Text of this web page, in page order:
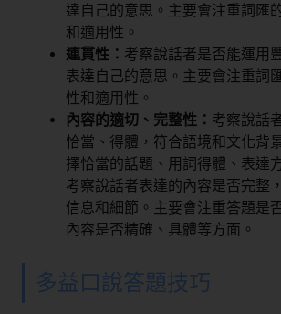
達自己的意思。主要會注重詞匯
和適用性。
連貫性： 考察說話者是否能運用
表達自己的意思。主要會注重詞
性和適用性。
內容的適切、完整性： 考察說話
恰當、得體，符合語境和文化背
擇恰當的話題、用詞得體、表達
考察說話者表達的內容是否完整
信息和細節。主要會注重答題是
內容是否精確、具體等方面。
多益口說答題技巧